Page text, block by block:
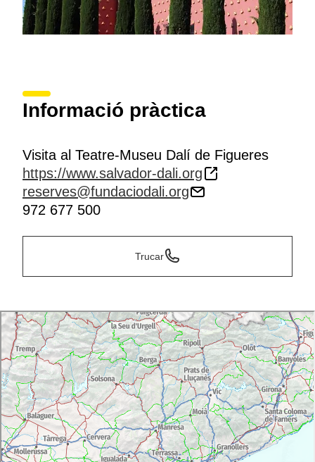
Informació pràctica
Visita al Teatre-Museu Dalí de Figueres
https://www.salvador-dali.org
reserves@fundaciodali.org
972 677 500
Trucar